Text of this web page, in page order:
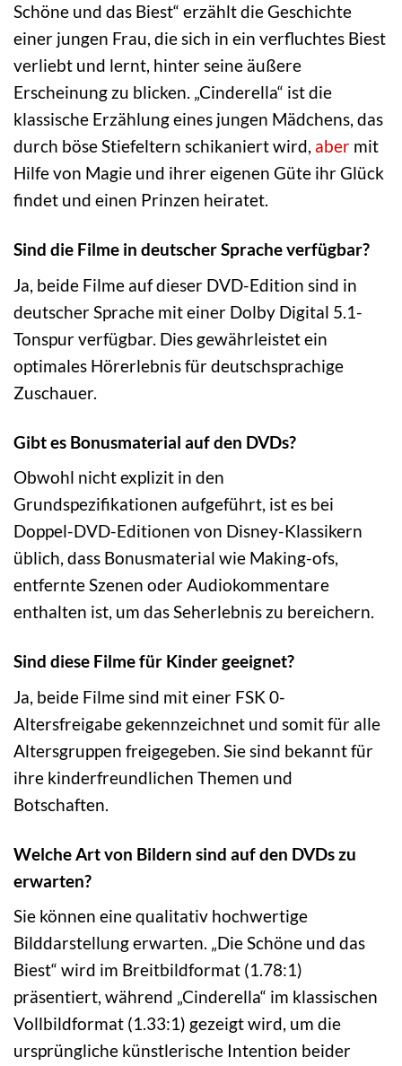
Schöne und das Biest“ erzählt die Geschichte
einer jungen Frau, die sich in ein verfluchtes Biest
verliebt und lernt, hinter seine äußere
Erscheinung zu blicken. „Cinderella“ ist die
klassische Erzählung eines jungen Mädchens, das
durch böse Stiefeltern schikaniert wird, aber mit
Hilfe von Magie und ihrer eigenen Güte ihr Glück
findet und einen Prinzen heiratet.
Sind die Filme in deutscher Sprache verfügbar?
Ja, beide Filme auf dieser DVD-Edition sind in
deutscher Sprache mit einer Dolby Digital 5.1-
Tonspur verfügbar. Dies gewährleistet ein
optimales Hörerlebnis für deutschsprachige
Zuschauer.
Gibt es Bonusmaterial auf den DVDs?
Obwohl nicht explizit in den
Grundspezifikationen aufgeführt, ist es bei
Doppel-DVD-Editionen von Disney-Klassikern
üblich, dass Bonusmaterial wie Making-ofs,
entfernte Szenen oder Audiokommentare
enthalten ist, um das Seherlebnis zu bereichern.
Sind diese Filme für Kinder geeignet?
Ja, beide Filme sind mit einer FSK 0-
Altersfreigabe gekennzeichnet und somit für alle
Altersgruppen freigegeben. Sie sind bekannt für
ihre kinderfreundlichen Themen und
Botschaften.
Welche Art von Bildern sind auf den DVDs zu
erwarten?
Sie können eine qualitativ hochwertige
Bilddarstellung erwarten. „Die Schöne und das
Biest“ wird im Breitbildformat (1.78:1)
präsentiert, während „Cinderella“ im klassischen
Vollbildformat (1.33:1) gezeigt wird, um die
ursprüngliche künstlerische Intention beider